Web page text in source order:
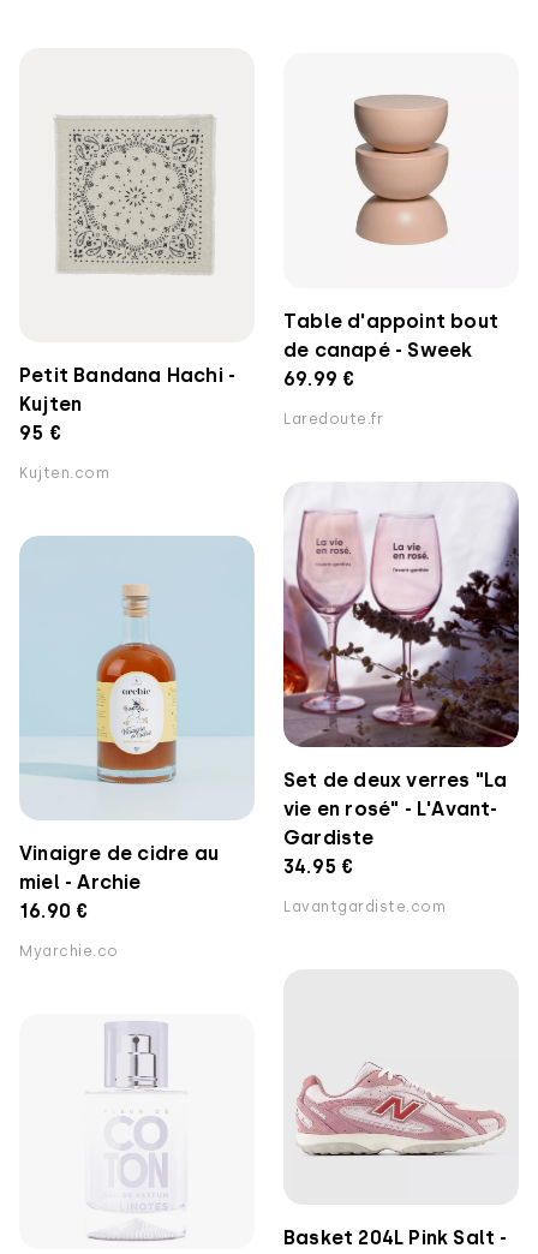
Petit Bandana Hachi -
Kujten
95 €
Kujten.com
Table d'appoint bout
de canapé - Sweek
69.99 €
Laredoute.fr
Set de deux verres "La
vie en rosé" - L'Avant-
Gardiste
34.95 €
Lavantgardiste.com
Vinaigre de cidre au
miel - Archie
16.90 €
Myarchie.co
Basket 204L Pink Salt -